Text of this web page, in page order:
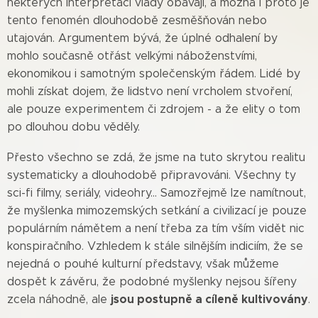
tento fenomén dlouhodobě zesměšňován nebo
utajován. Argumentem bývá, že úplné odhalení by
mohlo současně otřást velkými náboženstvími,
ekonomikou i samotným společenským řádem. Lidé by
mohli získat dojem, že lidstvo není vrcholem stvoření,
ale pouze experimentem či zdrojem - a že elity o tom
po dlouhou dobu věděly.
Přesto všechno se zdá, že jsme na tuto skrytou realitu
systematicky a dlouhodobě připravováni. Všechny ty
sci-fi filmy, seriály, videohry... Samozřejmě lze namítnout,
že myšlenka mimozemských setkání a civilizací je pouze
populárním námětem a není třeba za tím vším vidět nic
konspiračního. Vzhledem k stále silnějším indiciím, že se
nejedná o pouhé kulturní představy, však můžeme
dospět k závěru, že podobné myšlenky nejsou šířeny
zcela náhodně, ale jsou postupně a cíleně kultivovány.